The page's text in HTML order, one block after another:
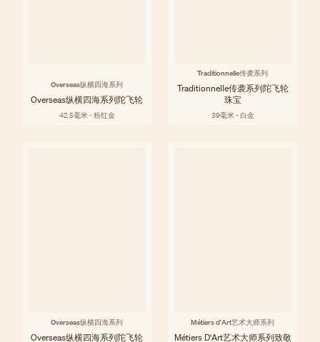
Overseas纵横四海系列
Overseas纵横四海系列陀飞轮
42.5毫米 - 粉红金
Traditionnelle传袭系列
Traditionnelle传袭系列陀飞轮
珠宝
39毫米 - 白金
Overseas纵横四海系列
Overseas纵横四海系列陀飞轮
Métiers d'Art艺术大师系列
Métiers D'Art艺术大师系列致敬